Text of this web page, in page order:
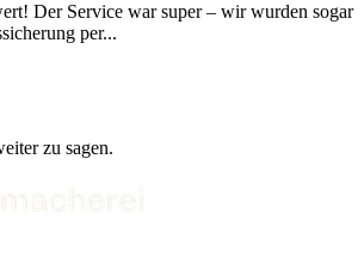
Der Service war super – wir wurden sogar
per...
zu sagen.